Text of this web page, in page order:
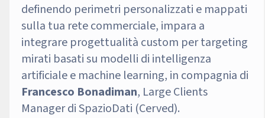
definendo perimetri personalizzati e mappati
sulla tua rete commerciale, impara a
integrare progettualità custom per targeting
mirati basati su modelli di intelligenza
artificiale e machine learning, in compagnia di
Francesco Bonadiman, Large Clients
Manager di SpazioDati (Cerved).